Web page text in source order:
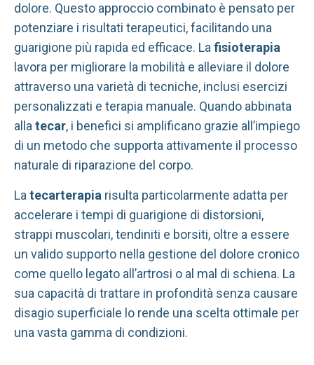
dolore. Questo approccio combinato è pensato per
potenziare i risultati terapeutici, facilitando una
guarigione più rapida ed efficace. Lafisioterapia
lavora per migliorare la mobilità e alleviare il dolore
attraverso una varietà di tecniche, inclusi esercizi
personalizzati e terapia manuale. Quando abbinata
allatecar, i benefici si amplificano grazie all’impiego
di un metodo che supporta attivamente il processo
naturale di riparazione del corpo.
La tecarterapia risulta particolarmente adatta per
accelerare i tempi di guarigione di distorsioni,
strappi muscolari, tendiniti e borsiti, oltre a essere
un valido supporto nella gestione del dolore cronico
come quello legato all’artrosi o al mal di schiena. La
sua capacità di trattare in profondità senza causare
disagio superficiale lo rende una scelta ottimale per
una vasta gamma di condizioni.